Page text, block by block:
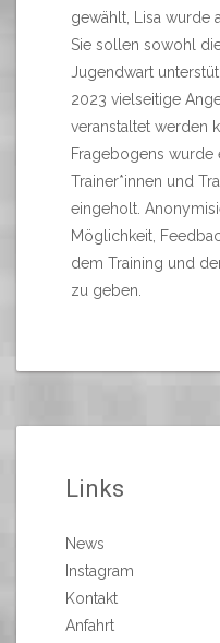
gewählt, Lisa wurde
Sie sollen sowohl
Jugendwart
2023 vielseitige
veranstaltet werden
Fragebogens wurde
Trainer*innen und
eingeholt.
Möglichkeit,
dem Training und
zu geben.
Links
News
Instagram
Kontakt
Anfahrt